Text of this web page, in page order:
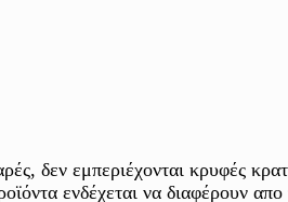
της τη χρονολογία κοπής.
δεν εμπεριέχονται κρυφές
ενδέχεται να διαφέρουν